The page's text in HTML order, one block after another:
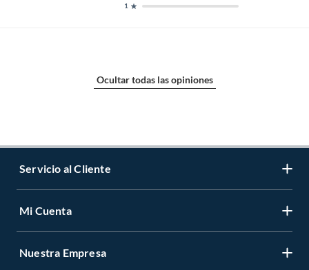
1
Ocultar todas las opiniones
Servicio al Cliente
Contáctanos
Mi Cuenta
Registrate
Nuestra Empresa